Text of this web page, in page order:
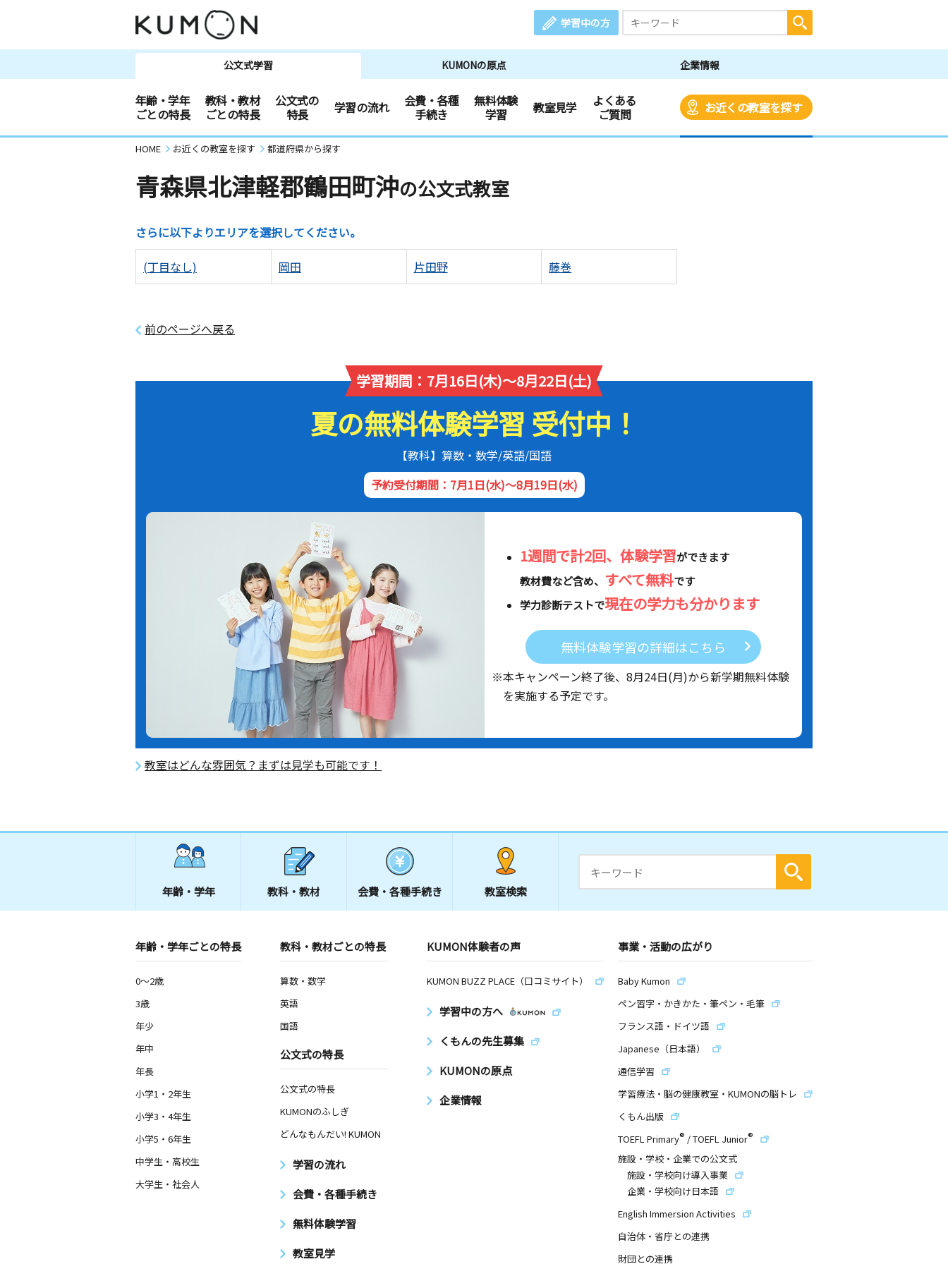
学習中の方
公文式学習 KUMONの原点 企業情報
年齢・学年
ごとの特長
教科・教材
ごとの特長
公文式の
特長
学習の流れ
会費・各種
手続き
無料体験
学習
教室見学
よくある
ご質問
お近くの教室を探す
HOME お近くの教室を探す 都道府県から探す
青森県北津軽郡鶴田町沖の公文式教室
さらに以下よりエリアを選択してください。
(丁目なし) 岡田 片田野 藤巻
前のページへ戻る
学習期間：7月16日(木)～8月22日(土)
夏の無料体験学習 受付中！
【教科】算数・数学/英語/国語
予約受付期間：7月1日(水)～8月19日(水)
1週間で計2回、体験学習ができます
教材費など含め、 すべて無料です
学力診断テストで現在の学力も分かります
無料体験学習の詳細はこちら
※本キャンペーン終了後、 8月24日(月)から新学期無料体験
を実施する予定です。
教室はどんな雰囲気？まずは見学も可能です！
年齢・学年 教科・教材 会費・ 各種手続き 教室検索
年齢・学年ごとの特長
0～2歳
3歳
年少
年中
年長
小学1・2年生
小学3・4年生
小学5・6年生
中学生・高校生
大学生・社会人
教科・教材ごとの特長
算数・数学
英語
国語
公文式の特長
公文式の特長
KUMONのふしぎ
どんなもんだい! KUMON
学習の流れ
会費・各種手続き
無料体験学習
教室見学
KUMON体験者の声
KUMON BUZZ PLACE（口コミサイト）
学習中の方へ
くもんの先生募集
KUMONの原点
企業情報
事業・活動の広がり
Baby Kumon
ペン習字・かきかた・筆ペン・毛筆
フランス語・ドイツ語
Japanese（日本語）
通信学習
学習療法・脳の健康教室・KUMONの脳トレ
くもん出版
TOEFL Primary® /TOEFL Junior®
施設・学校・企業での公文式
施設・学校向け導入事業
企業・学校向け日本語
English Immersion Activities
自治体・省庁との連携
財団との連携